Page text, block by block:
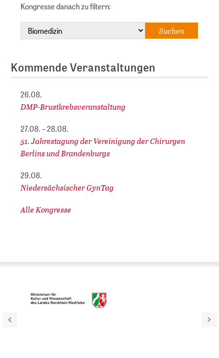
Kongresse danach zu filtern:
Kommende Veranstaltungen
26.08.
DMP-Brustkrebsveranstaltung
27.08. – 28.08.
51. Jahrestagung der Vereinigung der Chirurgen
Berlins und Brandenburgs
29.08.
Niedersächsischer GynTag
Alle Kongresse